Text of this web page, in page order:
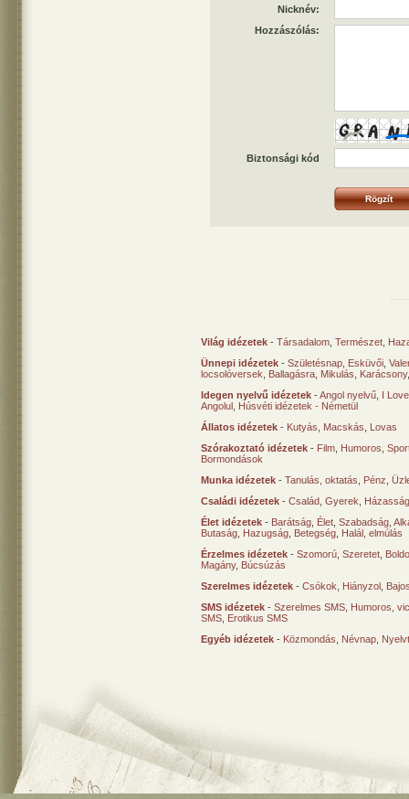
Nicknév:
Hozzászólás:
Biztonsági kód
Világ idézetek - Társadalom Természet
Ünnepi idézetek - Születésnap Esküvői
locsolóversek
Ballagásra Mikulás Karácsony
Idegen nyelvű idézetek -Angol nyelvű I
Angolul Húsvéti idézetek - Németül
Állatos idézetek - Kutyás Macskás
Lovas
Szórakoztató idézetek - Film Humoros
Bormondások
Munka idézetek - Tanulás, oktatás Pénz
Családi idézetek - Család Gyerek
Élet idézetek - Barátság Élet Szabadság
Butaság Hazugság Betegség Halál, elmúlás
Érzelmes idézetek - Szomorú Szeretet
Magány, Búcsúzás
Szerelmes idézetek - Csókok Hiányzol
SMS idézetek - Szerelmes SMS Humoros,
SMS Erotikus SMS
Egyéb idézetek - Közmondás Névnap